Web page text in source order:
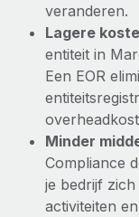
veranderen.
Lagere
entiteit in
Een EOR
Minder
Compliance
je bedrijf
activiteiten